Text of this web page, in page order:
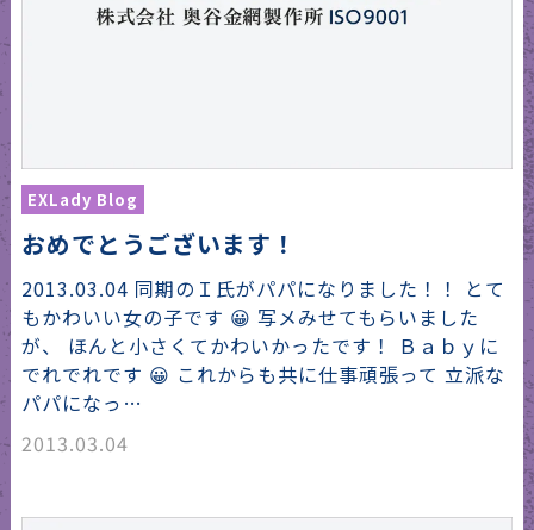
EXLady Blog
おめでとうございます！
2013.03.04 同期のＩ氏がパパになりました！！ とて
もかわいい女の子です 😀 写メみせてもらいました
が、 ほんと小さくてかわいかったです！ Ｂａｂｙに
でれでれです 😀 これからも共に仕事頑張って 立派な
パパになっ…
2013.03.04